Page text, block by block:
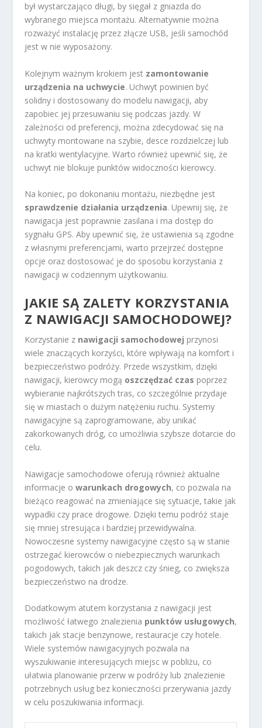
był wystarczająco długi, by sięgał z gniazda do
wybranego miejsca montażu. Alternatywnie można
rozważyć instalację przez złącze USB, jeśli samochód
jest w nie wyposażony.
Kolejnym ważnym krokiem jest zamontowanie
urządzenia na uchwycie. Uchwyt powinien być
solidny i dostosowany do modelu nawigacji, aby
zapobiec jej przesuwaniu się podczas jazdy. W
zależności od preferencji, można zdecydować się na
uchwyty montowane na szybie, desce rozdzielczej lub
na kratki wentylacyjne. Warto również upewnić się, że
uchwyt nie blokuje punktów widoczności kierowcy.
Na koniec, po dokonaniu montażu, niezbędne jest
sprawdzenie działania urządzenia. Upewnij się, że
nawigacja jest poprawnie zasilana i ma dostęp do
sygnału GPS. Aby upewnić się, że ustawienia są zgodne
z własnymi preferencjami, warto przejrzeć dostępne
opcje oraz dostosować je do sposobu korzystania z
nawigacji w codziennym użytkowaniu.
JAKIE SĄ ZALETY KORZYSTANIA
Z NAWIGACJI SAMOCHODOWEJ?
Korzystanie z nawigacji samochodowej przynosi
wiele znaczących korzyści, które wpływają na komfort i
bezpieczeństwo podróży. Przede wszystkim, dzięki
nawigacji, kierowcy mogą oszczędzać czas poprzez
wybieranie najkrótszych tras, co szczególnie przydaje
się w miastach o dużym natężeniu ruchu. Systemy
nawigacyjne są zaprogramowane, aby unikać
zakorkowanych dróg, co umożliwia szybsze dotarcie do
celu.
Nawigacje samochodowe oferują również aktualne
informacje owarunkach drogowych, co pozwala na
bieżąco reagować na zmieniające się sytuacje, takie jak
wypadki czy prace drogowe. Dzięki temu podróż staje
się mniej stresująca i bardziej przewidywalna.
Nowoczesne systemy nawigacyjne często są w stanie
ostrzegać kierowców o niebezpiecznych warunkach
pogodowych, takich jak deszcz czy śnieg, co zwiększa
bezpieczeństwo na drodze.
Dodatkowym atutem korzystania z nawigacji jest
możliwość łatwego znalezienia punktów usługowych,
takich jak stacje benzynowe, restauracje czy hotele.
Wiele systemów nawigacyjnych pozwala na
wyszukiwanie interesujących miejsc w pobliżu, co
ułatwia planowanie przerw w podróży lub znalezienie
potrzebnych usług bez konieczności przerywania jazdy
w celu poszukiwania informacji.